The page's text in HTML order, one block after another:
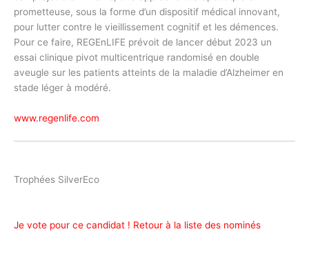
prometteuse, sous la forme d’un dispositif médical innovant,
pour lutter contre le vieillissement cognitif et les démences.
Pour ce faire, REGEnLIFE prévoit de lancer début 2023 un
essai clinique pivot multicentrique randomisé en double
aveugle sur les patients atteints de la maladie d’Alzheimer en
stade léger à modéré.
www.regenlife.com
Trophées SilverEco
Je vote pour ce candidat ! Retour à la liste des nominés